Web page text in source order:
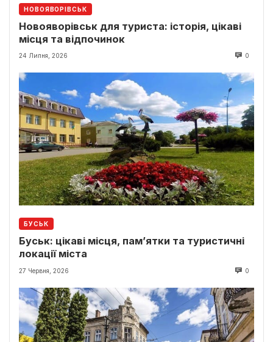
НОВОЯВОРІВСЬК
Новояворівськ для туриста: історія, цікаві
місця та відпочинок
24 Липня, 2026 0
БУСЬК
Буськ: цікаві місця, пам’ятки та туристичні
локації міста
27 Червня, 2026 0